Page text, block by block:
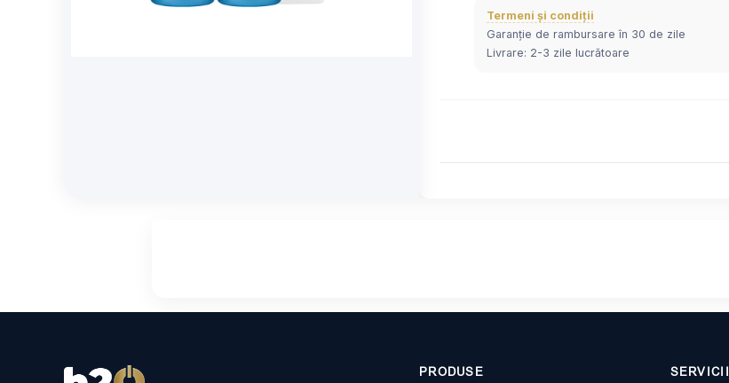
Termeni și condiții
Garanție de rambursare în 30 de zile
Livrare: 2-3 zile lucrătoare
PRODUSE SERVICII